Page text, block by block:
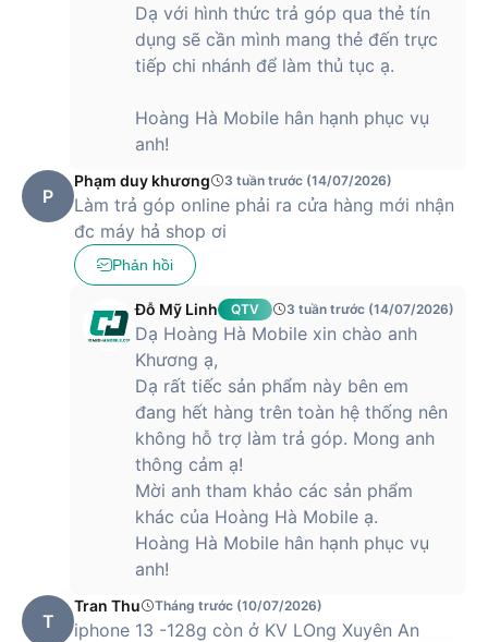
cho người dùng muốn trải nghiệm hiệu năng ổn định, hệ sinh
thái Apple và độ bền cao mà không cần đầu tư chi phí quá
lớn. Ở mức giá này, iPhone 13 mang lại giá trị sử dụng bền
Dạ với hình thức trả góp qua thẻ tín
dụng sẽ cần mình mang thẻ đến trực
tiếp chi nhánh để làm thủ tục ạ.
Hoàng Hà Mobile hân hạnh phục vụ
anh!
P
Phạm duy khương 3 tuần trước (14/07/2026)
Làm trả góp online phải ra cửa hàng mới nhận
đc máy hả shop ơi
Phản hồi
Đỗ Mỹ Linh QTV 3 tuần trước (14/07/2026)
Dạ Hoàng Hà Mobile xin chào anh
Khương ạ,
Dạ rất tiếc sản phẩm này bên em
đang hết hàng trên toàn hệ thống nên
không hỗ trợ làm trả góp. Mong anh
thông cảm ạ!
Mời anh tham khảo các sản phẩm
khác của Hoàng Hà Mobile ạ.
Hoàng Hà Mobile hân hạnh phục vụ
anh!
T
Tran Thu Tháng trước (10/07/2026)
iphone 13 -128g còn ở KV LOng Xuyên An